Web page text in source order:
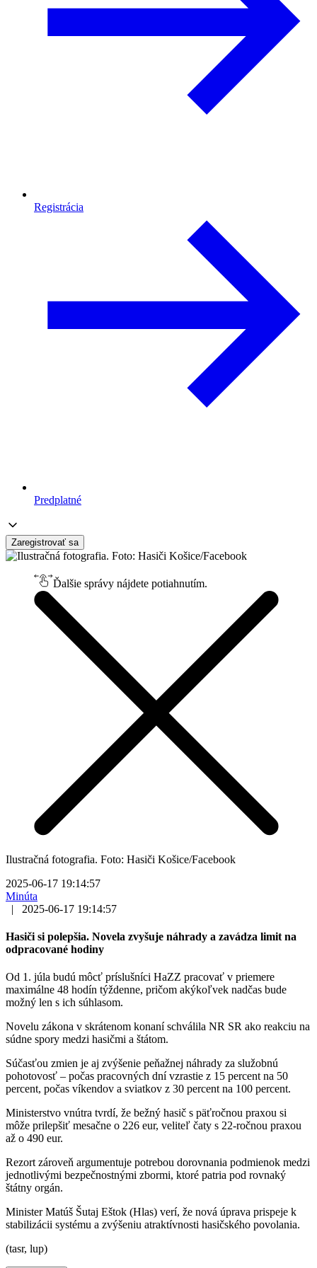
Registrácia
Predplatné
Zaregistrovať sa
Ďalšie správy nájdete potiahnutím.
Ilustračná fotografia. Foto: Hasiči Košice/Facebook
2025-06-17 19:14:57
Minúta
|
2025-06-17 19:14:57
Hasiči si polepšia. Novela zvyšuje náhrady a zavádza limit na
odpracované hodiny
Od 1. júla budú môcť príslušníci HaZZ pracovať v priemere
maximálne 48 hodín týždenne, pričom akýkoľvek nadčas bude
možný len s ich súhlasom.
Novelu zákona v skrátenom konaní schválila NR SR ako reakciu na
súdne spory medzi hasičmi a štátom.
Súčasťou zmien je aj zvýšenie peňažnej náhrady za služobnú
pohotovosť – počas pracovných dní vzrastie z 15 percent na 50
percent, počas víkendov a sviatkov z 30 percent na 100 percent.
Ministerstvo vnútra tvrdí, že bežný hasič s päťročnou praxou si
môže prilepšiť mesačne o 226 eur, veliteľ čaty s 22-ročnou praxou
až o 490 eur.
Rezort zároveň argumentuje potrebou dorovnania podmienok medzi
jednotlivými bezpečnostnými zbormi, ktoré patria pod rovnaký
štátny orgán.
Minister Matúš Šutaj Eštok (Hlas) verí, že nová úprava prispeje k
stabilizácii systému a zvýšeniu atraktívnosti hasičského povolania.
(tasr, lup)